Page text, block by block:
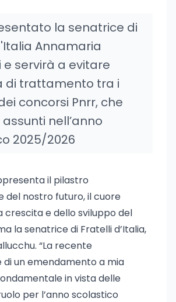
la senatrice di
Annamaria
e servirà a evitare
di trattamento tra i
concorsi Pnrr, che
nell’anno
2025/2026
il pilastro
del nostro futuro, il cuore
crescita e dello sviluppo del
la senatrice di Fratelli d’Italia,
“La recente
un emendamento a mia
in vista delle
per l’anno scolastico